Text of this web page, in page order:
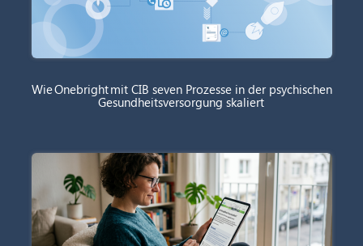
Wie Onebright mit CIB seven Prozesse in der psychischen
Gesundheitsversorgung skaliert